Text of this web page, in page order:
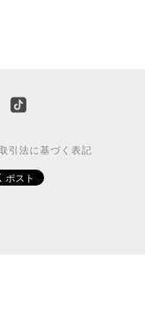
引法に基づく表記